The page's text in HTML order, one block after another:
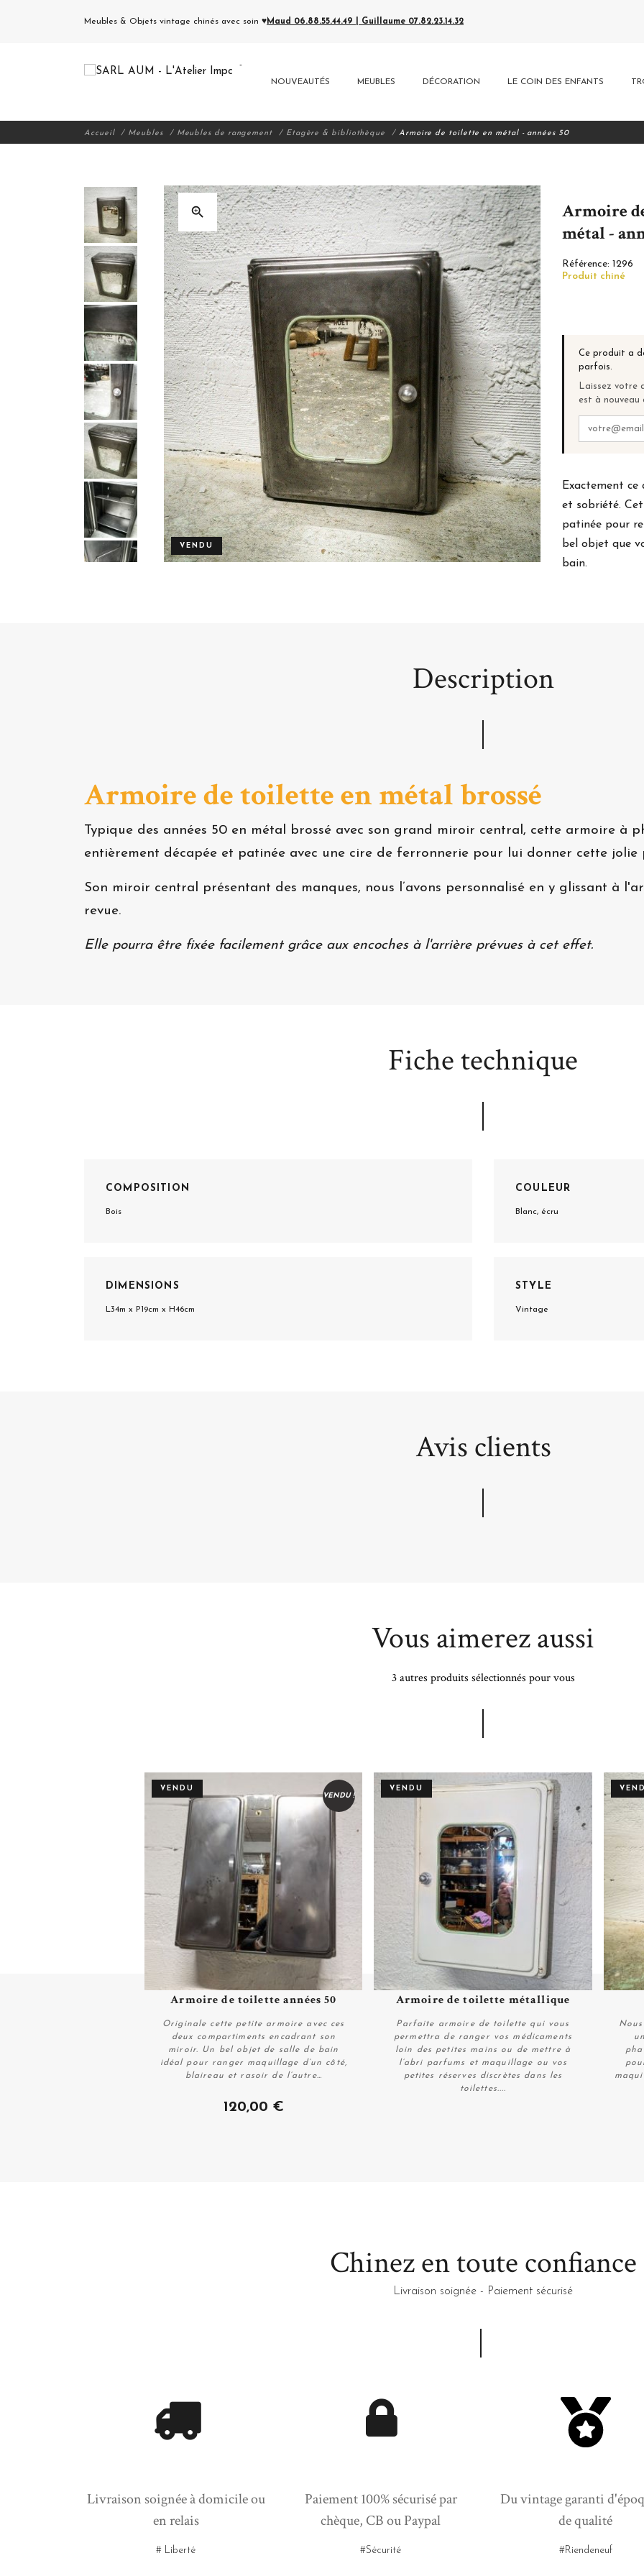
Meubles & Objets vintage chinés avec soin ♥Maud 06.88.55.44.49 | Guillaume 07.82.23.14.32
NOUVEAUTÉS MEUBLES DÉCORATION LE COIN DES ENFANTS
Accueil Meubles Meubles de rangement Etagère & bibliothèque Armoire de toilette en métal - années 50
VENDU
zoom_in
Armoire
métal -
Référence: 1296
Produit chiné
Ce produit a
parfois.
Laissez votre
est à nouveau
Exactement
et sobriété.
patinée pour
bel objet que
bain.
Description
Armoire de toilette en métal brossé
Typique des années 50 en métal brossé avec son grand miroir central, cette armoire à
entièrement décapée et patinée avec une cire de ferronnerie pour lui donner cette jolie
Son miroir central présentant des manques, nous l’avons personnalisé en y glissant à
revue.
Elle pourra être fixée facilement grâce aux encoches à l'arrière prévues à cet effet.
Fiche technique
COMPOSITION
Bois
COULEUR
Blanc, écru
DIMENSIONS
L34m x P19cm x H46cm
STYLE
Vintage
Avis clients
Vous aimerez aussi
3 autres produits sélectionnés pour vous
Plus de détails
VENDU !
VENDU
Armoire de toilette années 50
Originale cette petite armoire avec ces
deux compartiments encadrant son
miroir. Un bel objet de salle de bain
idéal pour ranger maquillage d’un côté,
blaireau et rasoir de l’autre…
120,00 €
Plus de détails
Plus de détails
VENDU
Armoire de toilette métallique
Parfaite armoire de toilette qui vous
permettra de ranger vos médicaments
loin des petites mains ou de mettre à
l’abri parfums et maquillage ou vos
petites réserves discrètes dans les
toilettes....
Chinez en toute confiance
Livraison soignée - Paiement sécurisé
Livraison soignée à domicile ou
en relais
# Liberté
Paiement 100% sécurisé par
chèque, CB ou Paypal
#Sécurité
Du vintage garanti
de qualité
#Riendeneuf